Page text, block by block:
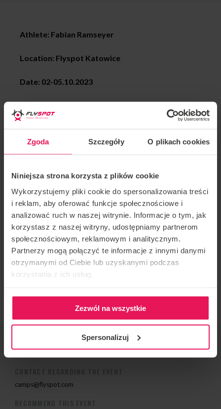
Zgoda Szczegóły O plikach cookies
Niniejsza strona korzysta z plików cookie
Wykorzystujemy pliki cookie do spersonalizowania treści
i reklam, aby oferować funkcje społecznościowe i
analizować ruch w naszej witrynie. Informacje o tym, jak
korzystasz z naszej witryny, udostępniamy partnerom
społecznościowym, reklamowym i analitycznym.
Partnerzy mogą połączyć te informacje z innymi danymi
otrzymanymi od Ciebie lub uzyskanymi podczas
korzystania z ich usług.
Zezwól na wszystkie
Spersonalizuj
Athlete: Fabian Ramseyer
Location: Flyspot Katowice
Date: 02-05.10.2023
Coaching styles:all levels of dynamic, static and
freestyle flying
Achievements Fabian :
Over 10 years of professional tunnel coaching
About 2,500 jumps
Multiple winner of many competitions, including as
teammate of Rafael
If you are interested in joining the camp, contact us:
camps@flyspot.com